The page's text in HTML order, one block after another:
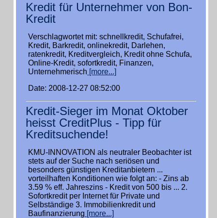
Kredit für Unternehmer von Bon-
Kredit
Verschlagwortet mit: schnellkredit, Schufafrei,
Kredit, Barkredit, onlinekredit, Darlehen,
ratenkredit, Kreditvergleich, Kredit ohne Schufa,
Online-Kredit, sofortkredit, Finanzen,
Unternehmerisch [more...]
Date: 2008-12-27 08:52:00
Kredit-Sieger im Monat Oktober
heisst CreditPlus - Tipp für
Kreditsuchende!
KMU-INNOVATION als neutraler Beobachter ist
stets auf der Suche nach seriösen und
besonders günstigen Kreditanbietern ...
vorteilhaften Konditionen wie folgt an: - Zins ab
3.59 % eff. Jahreszins - Kredit von 500 bis ... 2.
Sofortkredit per Internet für Private und
Selbständige 3. Immobilienkredit und
Baufinanzierung [more...]